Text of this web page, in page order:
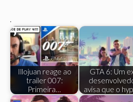
.
Illojuan reage ao
trailer 007:
Primeira…
GTA 6: Um
avisa que o